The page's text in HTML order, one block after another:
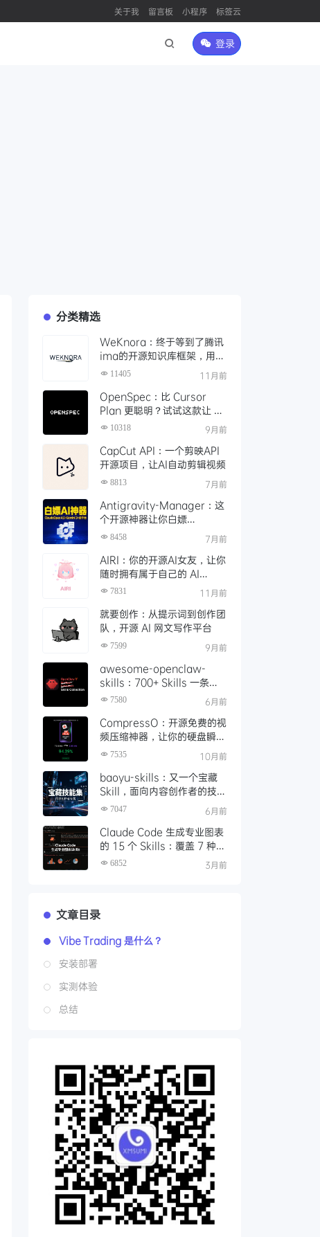
关于我 留言板 小程序 标签云
登录
分类精选
WeKnora：终于等到了腾讯
ima的开源知识库框架，用
API 轻松打造本地智能文档检
11405 11月前
OpenSpec：比 Cursor
Plan 更聪明？试试这款让 AI
编码更靠谱的规范驱动工具
10318 9月前
CapCut API：一个剪映API
开源项目，让AI自动剪辑视频
8813 7月前
Antigravity-Manager：这
个开源神器让你白嫖
ClaudeOpus 4.5，Gemini
3！还能接Claude Code等
任意平台
8458 7月前
AIRI：你的开源AI女友，让你
随时拥有属于自己的 AI
VTuber
7831 11月前
就要创作：从提示词到创作团
队，开源 AI 网文写作平台
7599 9月前
awesome-openclaw-
skills：700+ Skills 一条命
令装配完成，如何让本地 AI
7580 6月前
CompressO：开源免费的视
频压缩神器，让你的硬盘瞬间
轻松 10 倍
7535 10月前
baoyu-skills：又一个宝藏
Skill，面向内容创作者的技能
集，支持图文生成、发布与处
7047 6月前
Claude Code 生成专业图表
的 15 个 Skills：覆盖 7 种渲
染引擎的完整指南
6852 3月前
文章目录
Vibe Trading 是什么？
安装部署
实测体验
总结